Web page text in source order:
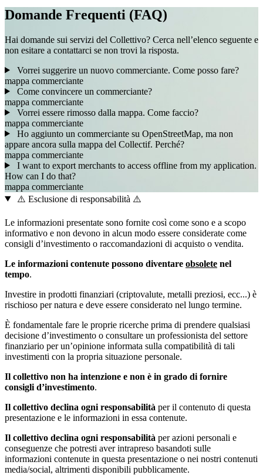
Domande Frequenti (FAQ)
Hai domande sui servizi del Collettivo? Cerca nell’elenco seguente e
non esitare a contattarci se non trovi la risposta.
Vorrei suggerire un nuovo commerciante. Come posso fare?
mappa commerciante
Come convincere un commerciante?
mappa commerciante
Vorrei essere rimosso dalla mappa. Come faccio?
mappa commerciante
Ho aggiunto un commerciante su OpenStreetMap, ma non
appare ancora sulla mappa del Collectif. Perché?
mappa commerciante
I want to export merchants to access offline from my application.
How can I do that?
mappa commerciante
⚠️ Esclusione di responsabilità ⚠️
Le informazioni presentate sono fornite così come sono e a scopo
informativo e non devono in alcun modo essere considerate come
consigli d’investimento o raccomandazioni di acquisto o vendita.
Le informazioni contenute possono diventare obsolete nel
tempo.
Investire in prodotti finanziari (criptovalute, metalli preziosi, ecc...) è
rischioso per natura e deve essere considerato nel lungo termine.
È fondamentale fare le proprie ricerche prima di prendere qualsiasi
decisione d’investimento o consultare un professionista del settore
finanziario per un’opinione informata sulla compatibilità di tali
investimenti con la propria situazione personale.
Il collettivo non ha intenzione e non è in grado di fornire
consigli d’investimento.
Il collettivo declina ogni responsabilità per il contenuto di questa
presentazione e le informazioni in essa contenute.
Il collettivo declina ogni responsabilità per azioni personali e
conseguenze che potresti aver intrapreso basandoti sulle
informazioni contenute in questa presentazione o nei nostri contenuti
media/social, altrimenti disponibili pubblicamente.